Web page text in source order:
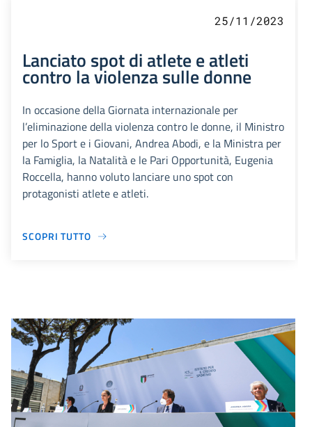
25/11/2023
Lanciato spot di atlete e atleti
contro la violenza sulle donne
In occasione della Giornata internazionale per
l’eliminazione della violenza contro le donne, il Ministro
per lo Sport e i Giovani, Andrea Abodi, e la Ministra per
la Famiglia, la Natalità e le Pari Opportunità, Eugenia
Roccella, hanno voluto lanciare uno spot con
protagonisti atlete e atleti.
SCOPRI TUTTO